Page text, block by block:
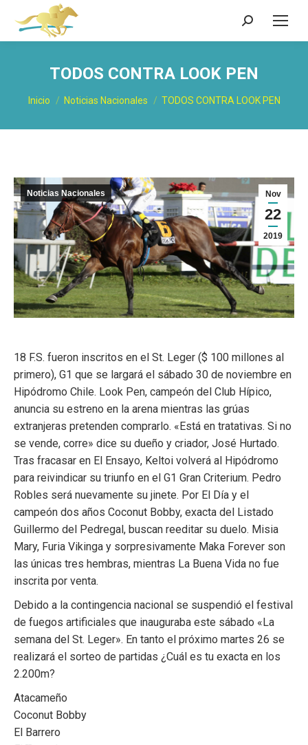
Buscar:
TODOS CONTRA LOOK PEN
Estás aquí:
Inicio Noticias Nacionales TODOS CONTRA LOOK PEN
Nov
22
2019
Noticias Nacionales
18 F.S. fueron inscritos en el St. Leger ($ 100 millones al
primero), G1 que se largará el sábado 30 de noviembre en
Hipódromo Chile. Look Pen, campeón del Club Hípico,
anuncia su estreno en la arena mientras las grúas
extranjeras pretenden comprarlo. «Está en tratativas. Si no
se vende, corre» dice su dueño y criador, José Hurtado.
Tras fracasar en El Ensayo, Keltoi volverá al Hipódromo
para reivindicar su triunfo en el G1 Gran Criterium. Pedro
Robles será nuevamente su jinete. Por El Día y el
campeón dos años Coconut Bobby, exacta del Listado
Guillermo del Pedregal, buscan reeditar su duelo. Misia
Mary, Furia Vikinga y sorpresivamente Maka Forever son
las únicas tres hembras, mientras La Buena Vida no fue
inscrita por venta.
Debido a la contingencia nacional se suspendió el festival
de fuegos artificiales que inauguraba este sábado «La
semana del St. Leger». En tanto el próximo martes 26 se
realizará el sorteo de partidas ¿Cuál es tu exacta en los
2.200m?
Atacameño
Coconut Bobby
El Barrero